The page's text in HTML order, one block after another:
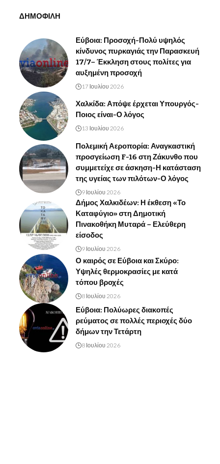
ΔΗΜΟΦΙΛΗ
Εύβοια: Προσοχή-Πολύ υψηλός
κίνδυνος πυρκαγιάς την Παρασκευή
17/7– Έκκληση στους πολίτες για
αυξημένη προσοχή
17 Ιουλίου 2026
Χαλκίδα: Απόψε έρχεται Υπουργός-
Ποιος είναι-Ο λόγος
13 Ιουλίου 2026
Πολεμική Αεροπορία: Αναγκαστική
προσγείωση F-16 στη Ζάκυνθο που
συμμετείχε σε άσκηση-Η κατάσταση
της υγείας των πιλότων-Ο λόγος
9 Ιουλίου 2026
Δήμος Χαλκιδέων: Η έκθεση «Το
Καταφύγιο» στη Δημοτική
Πινακοθήκη Μυταρά – Ελεύθερη
είσοδος
9 Ιουλίου 2026
Ο καιρός σε Εύβοια και Σκύρο:
Υψηλές θερμοκρασίες με κατά
τόπου βροχές
8 Ιουλίου 2026
Εύβοια: Πολύωρες διακοπές
ρεύματος σε πολλές περιοχές δύο
δήμων την Τετάρτη
8 Ιουλίου 2026